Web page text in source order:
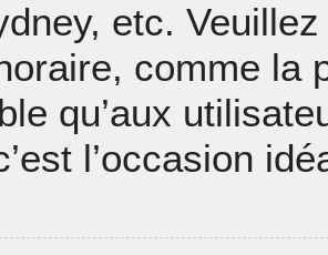
etc.
comme la
qu’aux
l’occasion